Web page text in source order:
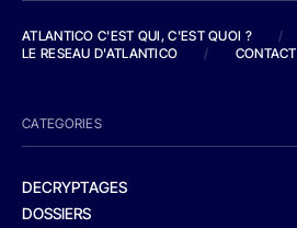
ATLANTICO C'EST QUI, C'EST QUOI ?
/
LE RESEAU D'ATLANTICO
/ CONTACT
CATEGORIES
DECRYPTAGES
DOSSIERS